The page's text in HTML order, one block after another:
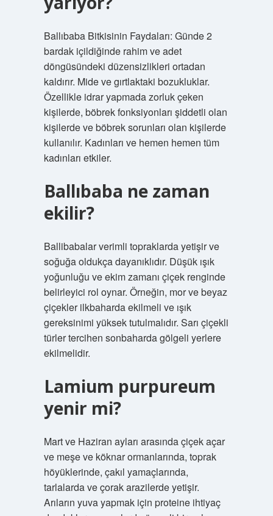
Ballıbaba Bitkisinin Faydaları: Günde 2
bardak içildiğinde rahim ve adet
döngüsündeki düzensizlikleri ortadan
kaldırır. Mide ve gırtlaktaki bozukluklar.
Özellikle idrar yapmada zorluk çeken
kişilerde, böbrek fonksiyonları şiddetli olan
kişilerde ve böbrek sorunları olan kişilerde
kullanılır. Kadınları ve hemen hemen tüm
kadınları etkiler.
Ballıbaba ne zaman
ekilir?
Ballibabalar verimli topraklarda yetişir ve
soğuğa oldukça dayanıklıdır. Düşük ışık
yoğunluğu ve ekim zamanı çiçek renginde
belirleyici rol oynar. Örneğin, mor ve beyaz
çiçekler ilkbaharda ekilmeli ve ışık
gereksinimi yüksek tutulmalıdır. Sarı çiçekli
türler tercihen sonbaharda gölgeli yerlere
ekilmelidir.
Lamium purpureum
yenir mi?
Mart ve Haziran ayları arasında çiçek açar
ve meşe ve köknar ormanlarında, toprak
höyüklerinde, çakıl yamaçlarında,
tarlalarda ve çorak arazilerde yetişir.
Arıların yuva yapmak için proteine ​​ihtiyaç